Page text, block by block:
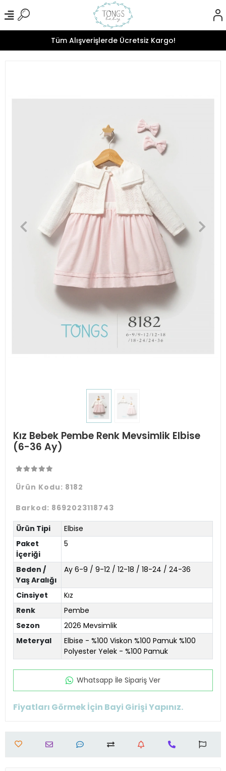
Tüm Alışverişlerde Ücretsiz Kargo!
Kız Bebek Pembe Renk Mevsimlik Elbise
(6-36 Ay)
Ürün Kodu: 8182
Barkod: 8692023118743
Ürün Tipi
Elbise
Paket
İçeriği
5
Beden /
Yaş Aralığı
Ay 6-9 / 9-12 / 12-18 / 18-24 / 24-36
Cinsiyet
Kız
Renk
Pembe
Sezon
2026 Mevsimlik
Meteryal
Elbise - %100 Viskon %100 Pamuk %100
Polyester Yelek - %100 Pamuk
Whatsapp İle Sipariş Ver
Fiyatları Görmek İçin Bayi Girişi Yapınız.